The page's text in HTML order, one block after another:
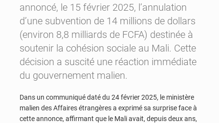
annoncé, le 15 février 2025, l’annulation
d’une subvention de 14 millions de dollars
(environ 8,8 milliards de FCFA) destinée à
soutenir la cohésion sociale au Mali. Cette
décision a suscité une réaction immédiate
du gouvernement malien.
Dans un communiqué daté du 24 février 2025, le ministère
malien des Affaires étrangères a exprimé sa surprise face à
cette annonce, affirmant que le Mali avait, depuis deux ans,